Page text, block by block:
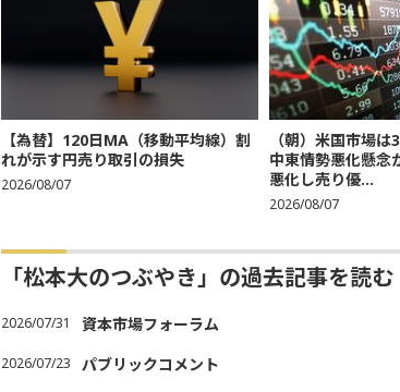
【為替】120日MA（移動平均線）割
れが示す円売り取引の損失
2026/08/07
（朝）米国市場
中東情勢悪化懸念
悪化し売り優...
2026/08/07
「松本大のつぶやき」の過去記事を読む
2026/07/31 資本市場フォーラム
2026/07/23 パブリックコメント